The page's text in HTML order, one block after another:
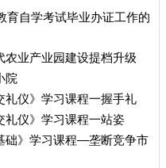
育自学考试毕业办证工作的
业产业园建设提档升级
院
礼仪》学习课程一握手礼
礼仪》学习课程一站姿
础》学习课程—垄断竞争市